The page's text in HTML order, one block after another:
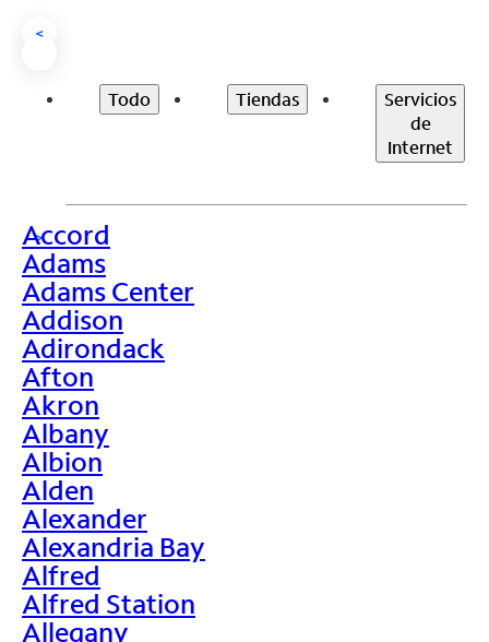
<
Todo Tiendas
Servicios
de
Internet
>
Accord
Adams
Adams Center
Addison
Adirondack
Afton
Akron
Albany
Albion
Alden
Alexander
Alexandria Bay
Alfred
Alfred Station
Allegany